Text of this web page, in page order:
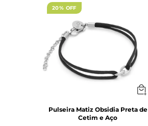
20% OFF
Pulseira Matiz Obsidia Preta de
Cetim e Aço